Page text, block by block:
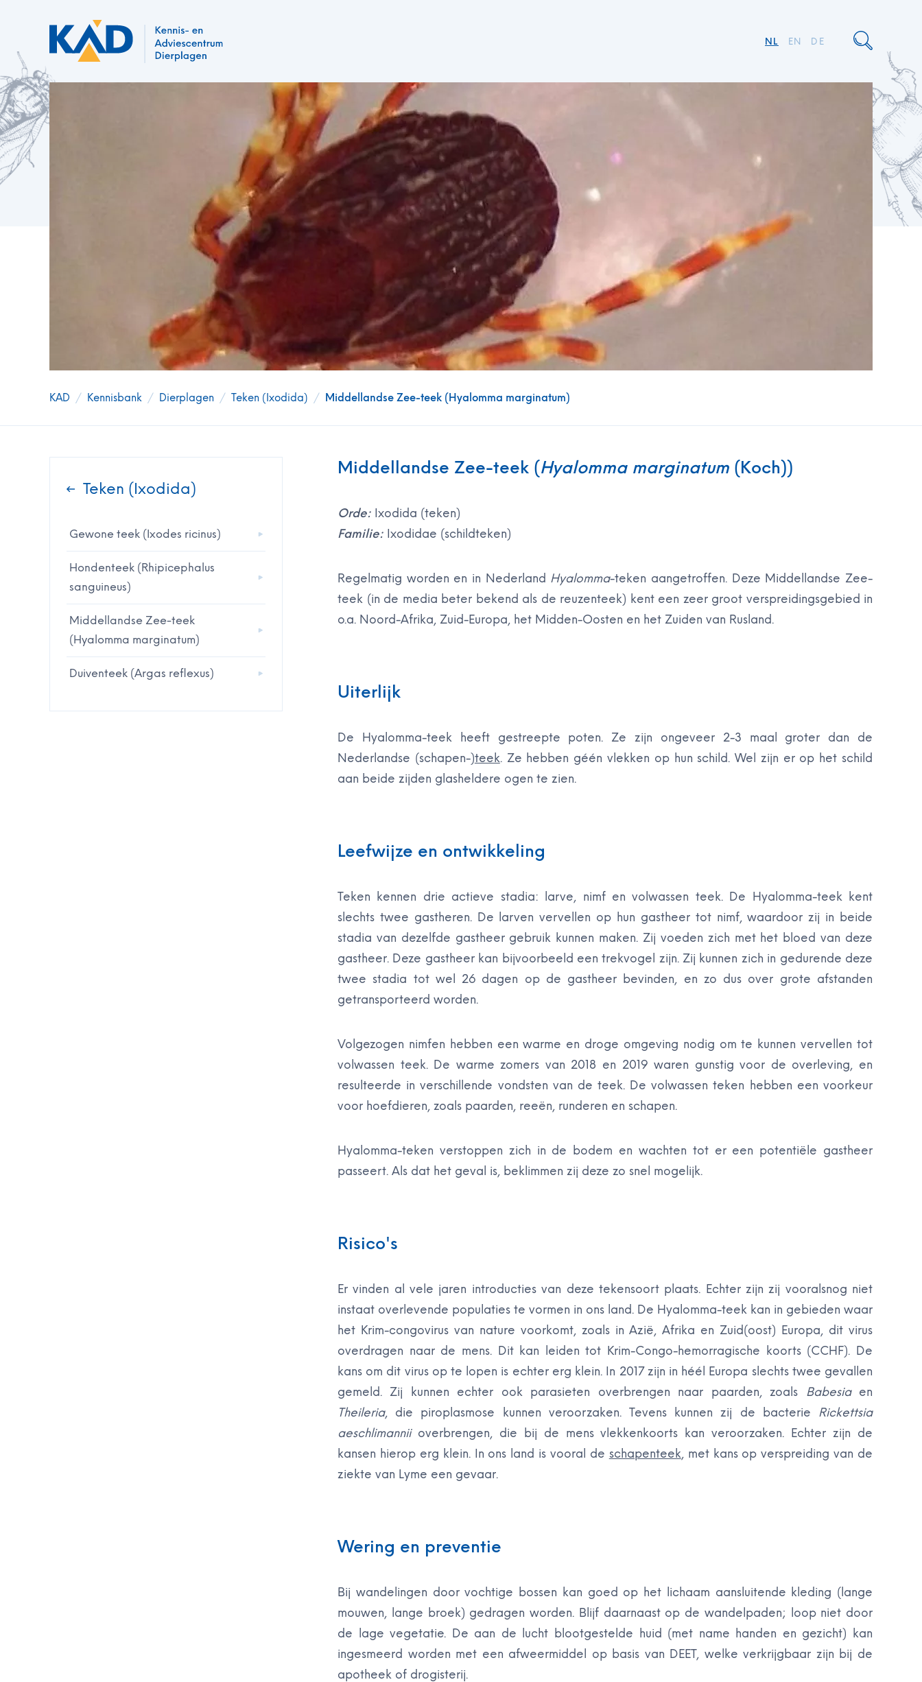
DE
EN
NL
KAD / Kennisbank / Dierplagen / Teken (Ixodida) / Middellandse Zee-teek (Hyalomma marginatum)
Teken (Ixodida)
Gewone teek (Ixodes ricinus)
Hondenteek (Rhipicephalus
sanguineus)
Middellandse Zee-teek
(Hyalomma marginatum)
Duiventeek (Argas reflexus)
Middellandse Zee-teek (Hyalomma marginatum (Koch))
Orde: Ixodida (teken)
Familie: Ixodidae (schildteken)
Regelmatig worden en in Nederland Hyalomma-teken aangetroffen. Deze Middellandse Zee-
teek (in de media beter bekend als de reuzenteek) kent een zeer groot verspreidingsgebied in
o.a. Noord-Afrika, Zuid-Europa, het Midden-Oosten en het Zuiden van Rusland.
Uiterlijk
De Hyalomma-teek heeft gestreepte poten. Ze zijn ongeveer 2-3 maal groter dan de
Nederlandse (schapen-)teek. Ze hebben géén vlekken op hun schild. Wel zijn er op het schild
aan beide zijden glasheldere ogen te zien.
Leefwijze en ontwikkeling
Teken kennen drie actieve stadia: larve, nimf en volwassen teek. De Hyalomma-teek kent
slechts twee gastheren. De larven vervellen op hun gastheer tot nimf, waardoor zij in beide
stadia van dezelfde gastheer gebruik kunnen maken. Zij voeden zich met het bloed van deze
gastheer. Deze gastheer kan bijvoorbeeld een trekvogel zijn. Zij kunnen zich in gedurende deze
twee stadia tot wel 26 dagen op de gastheer bevinden, en zo dus over grote afstanden
getransporteerd worden.
Volgezogen nimfen hebben een warme en droge omgeving nodig om te kunnen vervellen tot
volwassen teek. De warme zomers van 2018 en 2019 waren gunstig voor de overleving, en
resulteerde in verschillende vondsten van de teek. De volwassen teken hebben een voorkeur
voor hoefdieren, zoals paarden, reeën, runderen en schapen.
Hyalomma-teken verstoppen zich in de bodem en wachten tot er een potentiële gastheer
passeert. Als dat het geval is, beklimmen zij deze zo snel mogelijk.
Risico's
Er vinden al vele jaren introducties van deze tekensoort plaats. Echter zijn zij vooralsnog niet
instaat overlevende populaties te vormen in ons land. De Hyalomma-teek kan in gebieden waar
het Krim-congovirus van nature voorkomt, zoals in Azië, Afrika en Zuid(oost) Europa, dit virus
overdragen naar de mens. Dit kan leiden tot Krim-Congo-hemorragische koorts (CCHF). De
kans om dit virus op te lopen is echter erg klein. In 2017 zijn in héél Europa slechts twee gevallen
gemeld. Zij kunnen echter ook parasieten overbrengen naar paarden, zoals Babesiaen
Theileria, die piroplasmose kunnen veroorzaken. Tevens kunnen zij de bacterie Rickettsia
aeschlimanniioverbrengen, die bij de mens vlekkenkoorts kan veroorzaken. Echter zijn de
kansen hierop erg klein. In ons land is vooral de schapenteek, met kans op verspreiding van de
ziekte van Lyme een gevaar.
Wering en preventie
Bij wandelingen door vochtige bossen kan goed op het lichaam aansluitende kleding (lange
mouwen, lange broek) gedragen worden. Blijf daarnaast op de wandelpaden; loop niet door
de lage vegetatie. De aan de lucht blootgestelde huid (met name handen en gezicht) kan
ingesmeerd worden met een afweermiddel op basis van DEET, welke verkrijgbaar zijn bij de
apotheek of drogisterij.